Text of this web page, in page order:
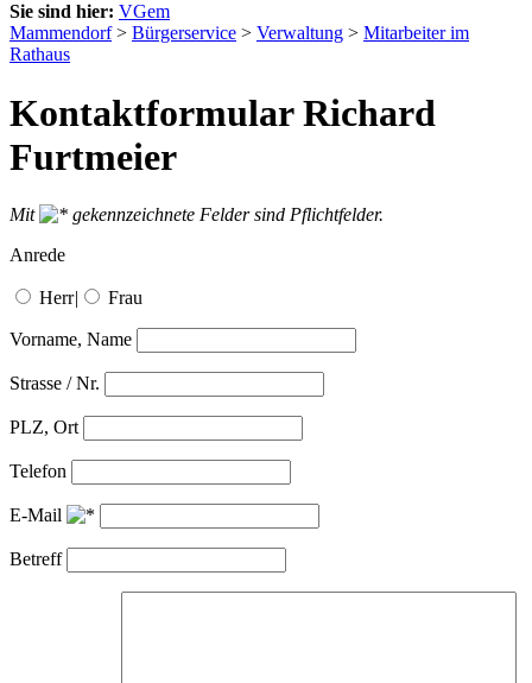
Sie sind hier: VGem
Mammendorf> Bürgerservice > Verwaltung > Mitarbeiter im
Rathaus
Kontaktformular Richard
Furtmeier
Mit
gekennzeichnete Felder sind Pflichtfelder.
Anrede
Herr| Frau
Vorname, Name
Strasse / Nr.
PLZ, Ort
Telefon
E-Mail
Betreff